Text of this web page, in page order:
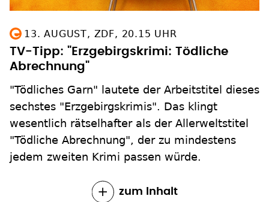
13. AUGUST, ZDF, 20.15 UHR
TV-Tipp: "Erzgebirgskrimi: Tödliche
Abrechnung"
"Tödliches Garn" lautete der Arbeitstitel dieses
sechstes "Erzgebirgskrimis". Das klingt
wesentlich rätselhafter als der Allerweltstitel
"Tödliche Abrechnung", der zu mindestens
jedem zweiten Krimi passen würde.
zum Inhalt